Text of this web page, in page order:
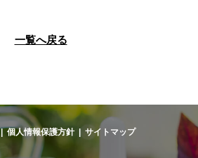
一覧へ戻る
個人情報保護方針 サイトマップ